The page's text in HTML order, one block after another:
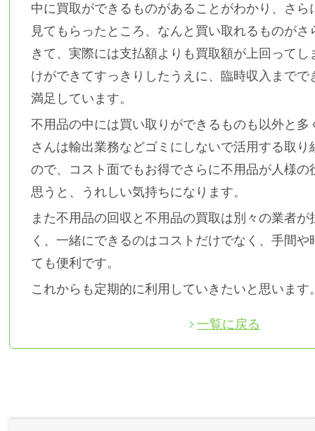
中に買取ができるものがあることがわかり、さら
見てもらったところ、なんと買い取れるものがさ
きて、実際には支払額よりも買取額が上回ってし
けができてすっきりしたうえに、臨時収入までで
満足しています。
不用品の中には買い取りができるものも以外と多
さんは輸出業務などゴミにしないで活用する取り
ので、コスト面でもお得でさらに不用品が人様の
思うと、うれしい気持ちになります。
また不用品の回収と不用品の買取は別々の業者が
く、一緒にできるのはコストだけでなく、手間や
ても便利です。
これからも定期的に利用していきたいと思います
一覧に戻る